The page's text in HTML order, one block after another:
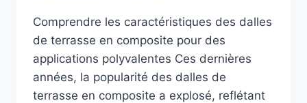
Comprendre les caractéristiques des dalles
de terrasse en composite pour des
applications polyvalentes Ces dernières
années, la popularité des dalles de
terrasse en composite a explosé, reflétant